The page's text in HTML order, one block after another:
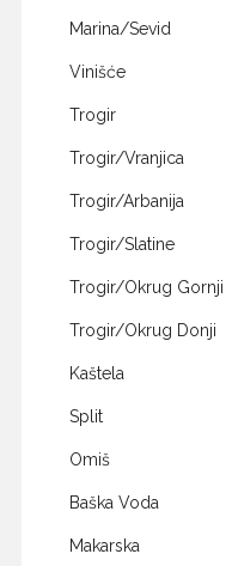
Marina/Sevid
Vinišće
Trogir
Trogir/Vranjica
Trogir/Arbanija
Trogir/Slatine
Trogir/Okrug Gornji
Trogir/Okrug Donji
Kaštela
Split
Omiš
Baška Voda
Makarska